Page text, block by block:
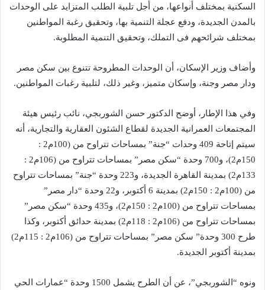
السكنية بمختلف أنواعها، من أجل تلبية الطلب المتزايد على الوحدات
بالمدن الجديدة، ودفع عجلة التنمية بها، وتحقيق رغبة المواطنين
بمختلف شرائحهم فى التملك، وتحقيق التنمية المطلوبة.
وأضاف وزير الإسكان، أن الوحدات المطروحة تتنوع بين سكن مصر
ودار مصر وجنة، وإسكان متميز، وغير ذلك، لتلبية رغبات المواطنين.
وفي هذا الإطار، أوضح الدكتور حسن الشوربجي، نائب رئيس هيئة
المجتمعات العمرانية الجديدة لقطاع الشئون العقارية والتجارية، أنه
سيتم إتاحة 409 وحدات “جنة” بمساحات تتراوح من (100م2 :
150م2)، و700 وحدة “سكن مصر” بمساحات تتراوح من (106م2 :
133م2) بمدينة القاهرة الجديدة، و223 وحدة “جنة” بمساحات تتراوح
من (100م2 : 150م2) بمدينة 6 أكتوبر، و22 وحدة “دار مصر”
بمساحات تتراوح من (100م2 : 150م2)، و435 وحدة “سكن مصر”
بمساحات تتراوح من (106م2 : 118م2) بمدينة حدائق أكتوبر، وكذا
طرح 300 وحدة” سكن مصر” بمساحات تتراوح من (106م2 : 115م2)
بمدينة أكتوبر الجديدة.
ونوه “الشوربجي”، عن أن الطرح يشمل 1500 وحدة “عمارات الحي